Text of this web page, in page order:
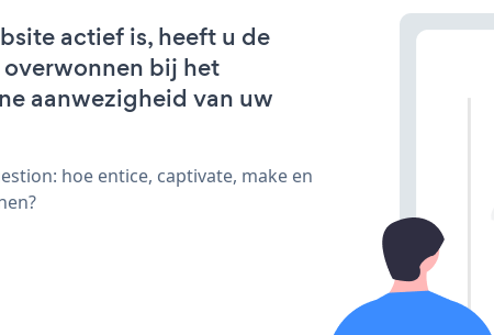
actief is, heeft u de
bij het
aanwezigheid van uw
hoe entice, captivate, make en